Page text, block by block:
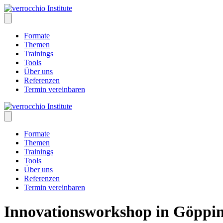
Skip
to
content
Formate
Themen
Trainings
Tools
Über uns
Referenzen
Termin vereinbaren
Formate
Themen
Trainings
Tools
Über uns
Referenzen
Termin vereinbaren
Innovationsworkshop in